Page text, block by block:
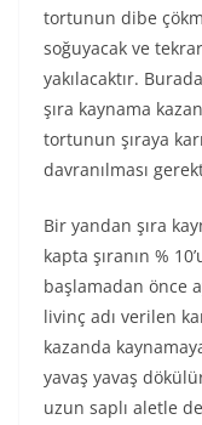
tortunun dibe
soğuyacak ve
yakılacaktır.
şıra kaynama
tortunun şıraya
davranılması
Bir yandan şıra
kapta şıranın %
başlamadan önce
livinç adı verilen
kazanda
yavaş yavaş
uzun saplı aletle